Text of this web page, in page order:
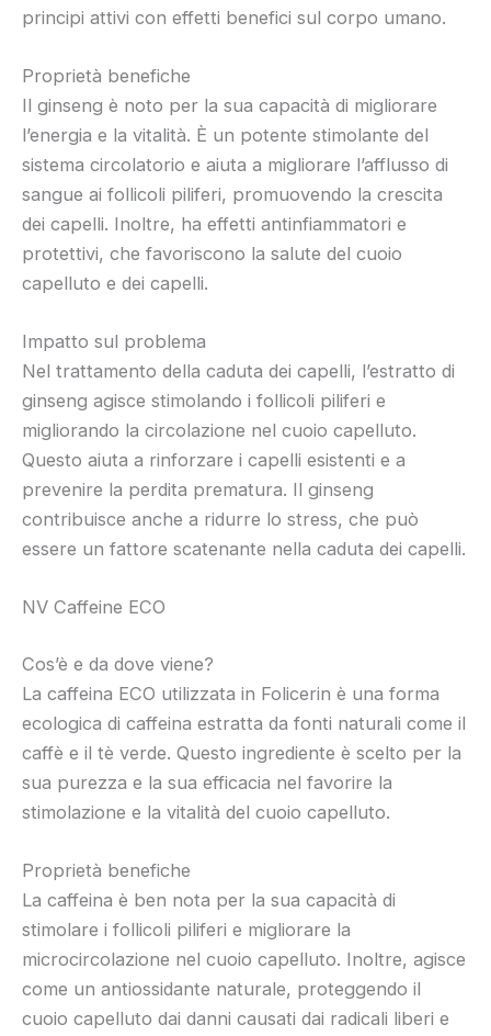
principi attivi con effetti benefici sul corpo umano.
Proprietà benefiche
Il ginseng è noto per la sua capacità di migliorare
l’energia e la vitalità. È un potente stimolante del
sistema circolatorio e aiuta a migliorare l’afflusso di
sangue ai follicoli piliferi, promuovendo la crescita
dei capelli. Inoltre, ha effetti antinfiammatori e
protettivi, che favoriscono la salute del cuoio
capelluto e dei capelli.
Impatto sul problema
Nel trattamento della caduta dei capelli, l’estratto di
ginseng agisce stimolando i follicoli piliferi e
migliorando la circolazione nel cuoio capelluto.
Questo aiuta a rinforzare i capelli esistenti e a
prevenire la perdita prematura. Il ginseng
contribuisce anche a ridurre lo stress, che può
essere un fattore scatenante nella caduta dei capelli.
NV Caffeine ECO
Cos’è e da dove viene?
La caffeina ECO utilizzata in Folicerin è una forma
ecologica di caffeina estratta da fonti naturali come il
caffè e il tè verde. Questo ingrediente è scelto per la
sua purezza e la sua efficacia nel favorire la
stimolazione e la vitalità del cuoio capelluto.
Proprietà benefiche
La caffeina è ben nota per la sua capacità di
stimolare i follicoli piliferi e migliorare la
microcircolazione nel cuoio capelluto. Inoltre, agisce
come un antiossidante naturale, proteggendo il
cuoio capelluto dai danni causati dai radicali liberi e